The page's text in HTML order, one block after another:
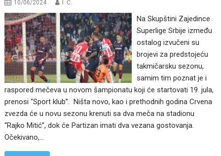
10/06/2024 I. Ć.
Na Skupštini Zajedince
Superlige Srbije između
ostalog izvučeni su
brojevi za predstojeću
takmičarsku sezonu,
samim tim poznat je i
raspored mečeva u novom šampionatu koji će startovati 19. jula,
prenosi “Sport klub”. Ništa novo, kao i prethodnih godina Crvena
zvezda će u novu sezonu krenuti sa dva meča na stadionu
“Rajko Mitić”, dok će Partizan imati dva vezana gostovanja.
Očekivano,…